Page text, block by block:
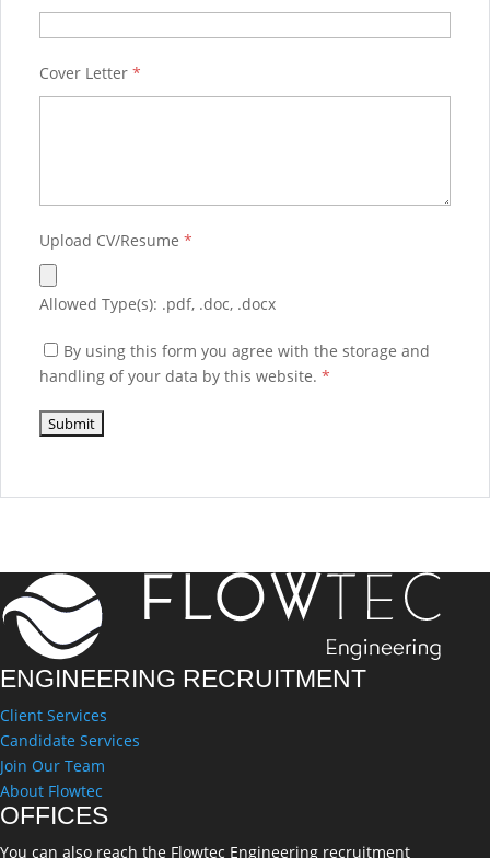
Cover Letter *
Upload CV/Resume *
Allowed Type(s): .pdf, .doc, .docx
By using this form you agree with the storage and
handling of your data by this website. *
ENGINEERING RECRUITMENT
Client Services
Candidate Services
Join Our Team
About Flowtec
OFFICES
You can also reach the Flowtec Engineering recruitment